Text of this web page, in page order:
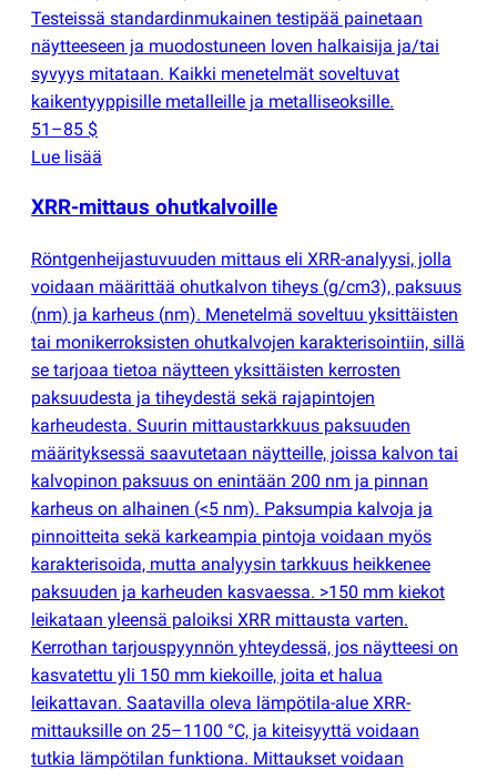
Testeissä standardinmukainen testipää painetaan
näytteeseen ja muodostuneen loven halkaisija ja/tai
syvyys mitataan. Kaikki menetelmät soveltuvat
kaikentyyppisille metalleille ja metalliseoksille.
51–85 $
Lue lisää
XRR-mittaus ohutkalvoille
Röntgenheijastuvuuden mittaus eli XRR-analyysi, jolla
voidaan määrittää ohutkalvon tiheys (g/cm3), paksuus
(nm) ja karheus (nm). Menetelmä soveltuu yksittäisten
tai monikerroksisten ohutkalvojen karakterisointiin, sillä
se tarjoaa tietoa näytteen yksittäisten kerrosten
paksuudesta ja tiheydestä sekä rajapintojen
karheudesta. Suurin mittaustarkkuus paksuuden
määrityksessä saavutetaan näytteille, joissa kalvon tai
kalvopinon paksuus on enintään 200 nm ja pinnan
karheus on alhainen (<5 nm). Paksumpia kalvoja ja
pinnoitteita sekä karkeampia pintoja voidaan myös
karakterisoida, mutta analyysin tarkkuus heikkenee
paksuuden ja karheuden kasvaessa. >150 mm kiekot
leikataan yleensä paloiksi XRR mittausta varten.
Kerrothan tarjouspyynnön yhteydessä, jos näytteesi on
kasvatettu yli 150 mm kiekoille, joita et halua
leikattavan. Saatavilla oleva lämpötila-alue XRR-
mittauksille on 25–1100 °C, ja kiteisyyttä voidaan
tutkia lämpötilan funktiona. Mittaukset voidaan